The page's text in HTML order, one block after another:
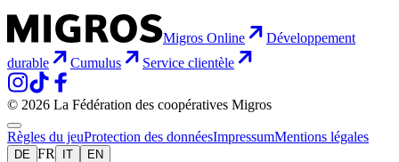
Migros Online
Développement
durable
Cumulus Service clientèle
© 2026 La Fédération des coopératives Migros
Règles du jeuProtection des donnéesImpressumMentions légales
DE FR IT EN